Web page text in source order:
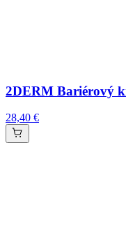
2DERM Bariérový
28,40 €